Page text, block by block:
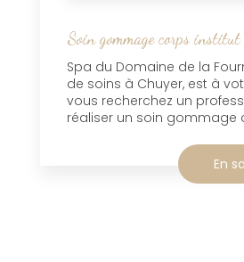
Soin gommage corps institut
Spa du Domaine de la
de soins à Chuyer, est à
vous recherchez un
réaliser un soin gommage
En